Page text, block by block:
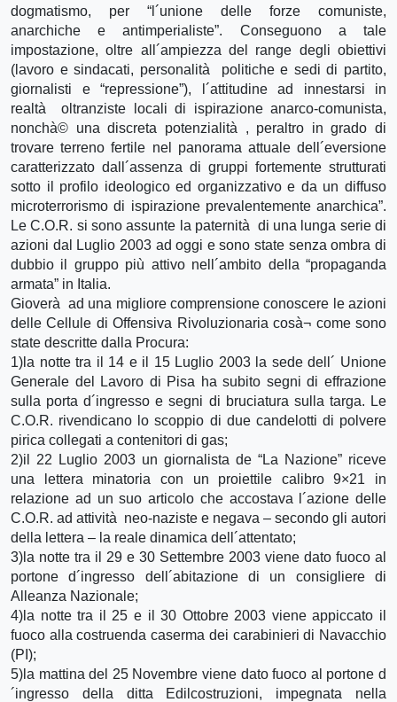
dogmatismo, per “l´unione delle forze comuniste,
anarchiche e antimperialiste”. Conseguono a tale
impostazione, oltre all´ampiezza del range degli obiettivi
(lavoro e sindacati, personalità politiche e sedi di partito,
giornalisti e “repressione”), l´attitudine ad innestarsi in
realtà oltranziste locali di ispirazione anarco-comunista,
nonchà© una discreta potenzialità , peraltro in grado di
trovare terreno fertile nel panorama attuale dell´eversione
caratterizzato dall´assenza di gruppi fortemente strutturati
sotto il profilo ideologico ed organizzativo e da un diffuso
microterrorismo di ispirazione prevalentemente anarchica”.
Le C.O.R. si sono assunte la paternità di una lunga serie di
azioni dal Luglio 2003 ad oggi e sono state senza ombra di
dubbio il gruppo più attivo nell´ambito della “propaganda
armata” in Italia.
Gioverà ad una migliore comprensione conoscere le azioni
delle Cellule di Offensiva Rivoluzionaria cosà¬ come sono
state descritte dalla Procura:
1)la notte tra il 14 e il 15 Luglio 2003 la sede dell´ Unione
Generale del Lavoro di Pisa ha subito segni di effrazione
sulla porta d´ingresso e segni di bruciatura sulla targa. Le
C.O.R. rivendicano lo scoppio di due candelotti di polvere
pirica collegati a contenitori di gas;
2)il 22 Luglio 2003 un giornalista de “La Nazione” riceve
una lettera minatoria con un proiettile calibro 9×21 in
relazione ad un suo articolo che accostava l´azione delle
C.O.R. ad attività neo-naziste e negava – secondo gli autori
della lettera – la reale dinamica dell´attentato;
3)la notte tra il 29 e 30 Settembre 2003 viene dato fuoco al
portone d´ingresso dell´abitazione di un consigliere di
Alleanza Nazionale;
4)la notte tra il 25 e il 30 Ottobre 2003 viene appiccato il
fuoco alla costruenda caserma dei carabinieri di Navacchio
(PI);
5)la mattina del 25 Novembre viene dato fuoco al portone d
´ingresso della ditta Edilcostruzioni, impegnata nella